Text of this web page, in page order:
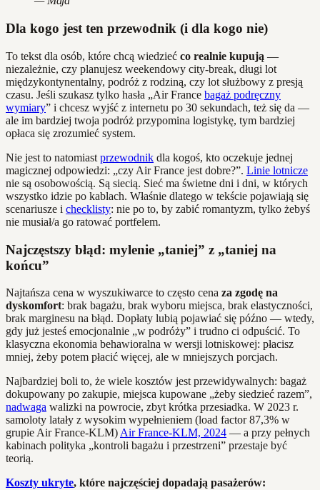
Dla kogo jest ten przewodnik (i dla kogo nie)
To tekst dla osób, które chcą wiedzieć co realnie kupują —
niezależnie, czy planujesz weekendowy city‑break, długi lot
międzykontynentalny, podróż z rodziną, czy lot służbowy z presją
czasu. Jeśli szukasz tylko hasła „Air France bagaż podręczny
wymiary” i chcesz wyjść z internetu po 30 sekundach, też się da —
ale im bardziej twoja podróż przypomina logistykę, tym bardziej
opłaca się zrozumieć system.
Nie jest to natomiast przewodnik dla kogoś, kto oczekuje jednej
magicznej odpowiedzi: „czy Air France jest dobre?”. Linie lotnicze
nie są osobowością. Są siecią. Sieć ma świetne dni i dni, w których
wszystko idzie po kablach. Właśnie dlatego w tekście pojawiają się
scenariusze i checklisty: nie po to, by zabić romantyzm, tylko żebyś
nie musiał/a go ratować portfelem.
Najczęstszy błąd: mylenie „taniej” z „taniej na
końcu”
Najtańsza cena w wyszukiwarce to często cena za zgodę na
dyskomfort: brak bagażu, brak wyboru miejsca, brak elastyczności,
brak marginesu na błąd. Dopłaty lubią pojawiać się późno — wtedy,
gdy już jesteś emocjonalnie „w podróży” i trudno ci odpuścić. To
klasyczna ekonomia behawioralna w wersji lotniskowej: płacisz
mniej, żeby potem płacić więcej, ale w mniejszych porcjach.
Najbardziej boli to, że wiele kosztów jest przewidywalnych: bagaż
dokupowany po zakupie, miejsca kupowane „żeby siedzieć razem”,
nadwaga walizki na powrocie, zbyt krótka przesiadka. W 2023 r.
samoloty latały z wysokim wypełnieniem (load factor 87,3% w
grupie Air France‑KLM) Air France‑KLM, 2024 — a przy pełnych
kabinach polityka „kontroli bagażu i przestrzeni” przestaje być
teorią.
Koszty ukryte, które najczęściej dopadają pasażerów: